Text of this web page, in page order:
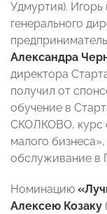
Удмуртия). Игорь
генерального
Александра
директора
получил от
обучение в
СКОЛКОВО, курс
малого
обслуживание в
Номинацию
Алексею Козаку